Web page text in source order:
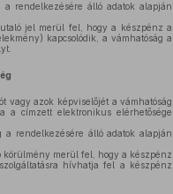
a rendelkezésére álló adatok alapján
jel merül fel, hogy a készpénz a
kapcsolódik, a vámhatóság a
vagy azok képviselőjét a vámhatóság
a címzett elektronikus elérhetősége
a rendelkezésére álló adatok alapján
körülmény merül fel, hogy a készpénz
hívhatja fel a készpénz